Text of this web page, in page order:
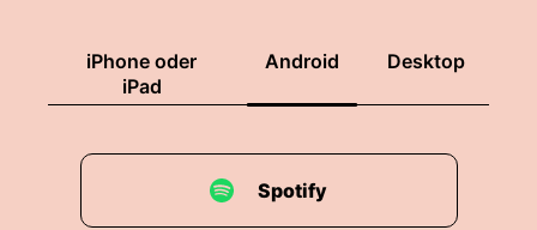
iPhone oder
iPad
Android Desktop
Spotify